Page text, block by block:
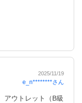
2025/11/19
e_n********さん
アウトレット（B級